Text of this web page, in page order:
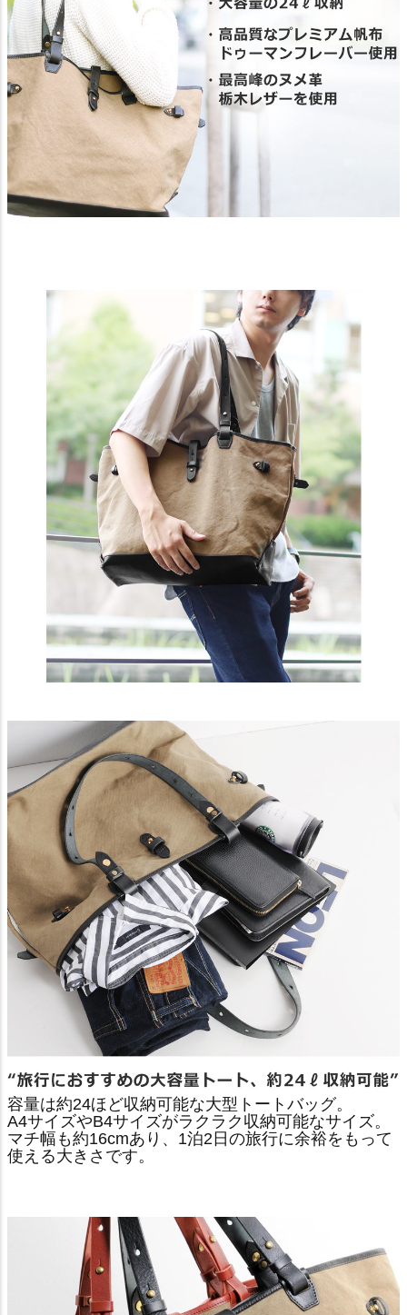
容量は約24ほど収納可能な大型トートバッグ。
A4サイズやB4サイズがラクラク収納可能なサイズ。
マチ幅も約16cmあり、1泊2日の旅行に余裕をもって
使える大きさです。